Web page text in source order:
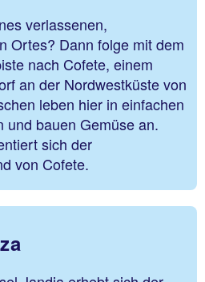
verlassenen,
Ortes? Dann folge mit dem
nach Cofete, einem
an der Nordwestküste von
leben hier in einfachen
und bauen Gemüse an.
sich der
von Cofete.